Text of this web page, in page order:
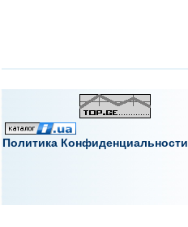
Политика Конфиденциальности